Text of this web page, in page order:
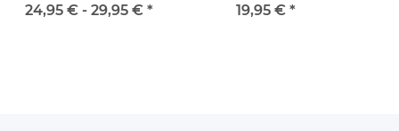
24,95 € - 29,95 € *
19,95 € *